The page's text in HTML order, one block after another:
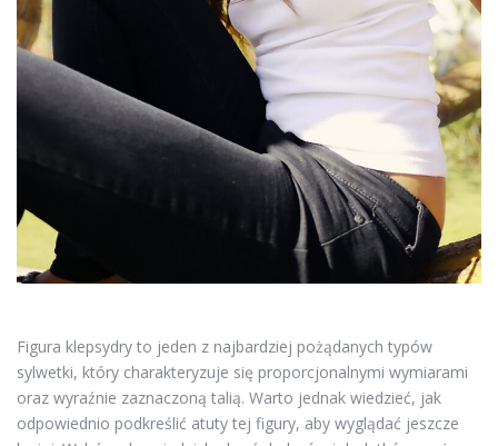
Figura klepsydry to jeden z najbardziej pożądanych typów
sylwetki, który charakteryzuje się proporcjonalnymi wymiarami
oraz wyraźnie zaznaczoną talią. Warto jednak wiedzieć, jak
odpowiednio podkreślić atuty tej figury, aby wyglądać jeszcze